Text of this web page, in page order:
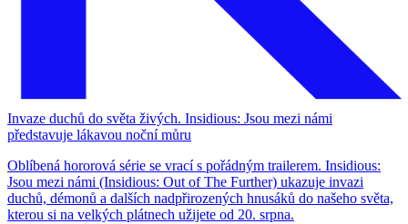
Invaze duchů do světa živých. Insidious: Jsou mezi námi
představuje lákavou noční můru
Oblíbená hororová série se vrací s pořádným trailerem. Insidious:
Jsou mezi námi (Insidious: Out of The Further) ukazuje invazi
duchů, démonů a dalších nadpřirozených hnusáků do našeho světa,
kterou si na velkých plátnech užijete od 20. srpna.